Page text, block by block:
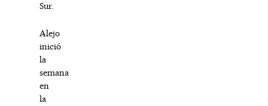
Sur.
Alejo
inició
la
semana
en
la